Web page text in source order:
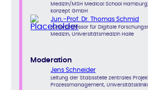
Medizin/MSH Medical School
konzept GmbH
Jun.-Prof. Dr. Thomas Schmid
Juniorprofessor für Digitale
Medizin, Universitätsmedizin Halle
Moderation
Jens Schneider
Leitung der Stabsstelle zentrales
Prozessmanagement,